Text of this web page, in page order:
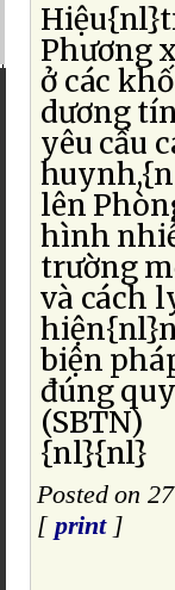
Phương
ở các
dương
yêu cầu
lên
hình
trường
và cách
biện
đúng
(SBTN)
{nl}{nl}
Posted on
[ print]